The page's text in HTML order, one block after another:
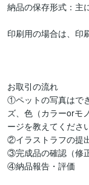
納品の保存形式：主
印刷用の場合は、印
お取引の流れ
①ペットの写真はで
ズ、色（カラーorモ
ージを教えてくださ
②イラストラフの提
③完成品の確認（修正
④納品報告・評価